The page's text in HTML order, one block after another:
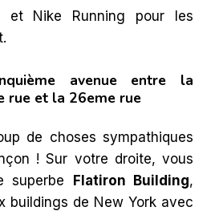
et Nike Running pour les
avenue entre la
rue et la 26eme rue
de choses sympathiques
! Sur votre droite, vous
superbe
Flatiron Building,
buildings de New York avec